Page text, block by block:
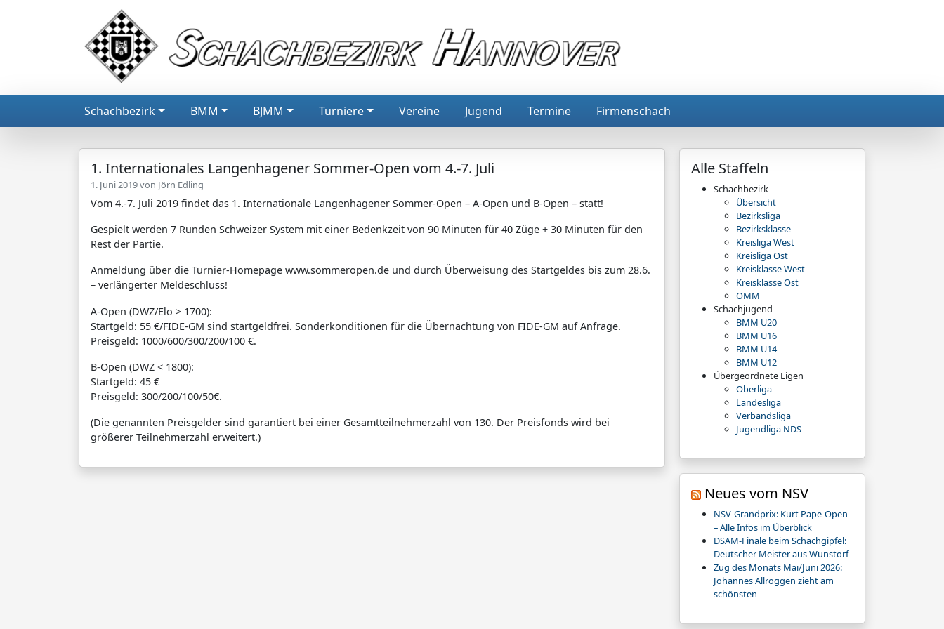
Schachbezirk BMM BJMM Turniere Vereine Jugend Termine Firmenschach
1. Internationales Langenhagener Sommer-Open vom 4.-7. Juli
1. Juni 2019 von Jörn Edling
Vom 4.-7. Juli 2019 findet das 1. Internationale Langenhagener Sommer-Open – A-Open und B-Open – statt!
Gespielt werden 7 Runden Schweizer System mit einer Bedenkzeit von 90 Minuten für 40 Züge + 30 Minuten für den
Rest der Partie.
Anmeldung über die Turnier-Homepage www.sommeropen.de und durch Überweisung des Startgeldes bis zum 28.6.
– verlängerter Meldeschluss!
A-Open (DWZ/Elo > 1700):
Startgeld: 55 €/FIDE-GM sind startgeldfrei. Sonderkonditionen für die Übernachtung von FIDE-GM auf Anfrage.
Preisgeld: 1000/600/300/200/100 €.
B-Open (DWZ < 1800):
Startgeld: 45 €
Preisgeld: 300/200/100/50€.
(Die genannten Preisgelder sind garantiert bei einer Gesamtteilnehmerzahl von 130. Der Preisfonds wird bei
größerer Teilnehmerzahl erweitert.)
Alle Staffeln
Schachbezirk
Übersicht
Bezirksliga
Bezirksklasse
Kreisliga West
Kreisliga Ost
Kreisklasse West
Kreisklasse Ost
OMM
Schachjugend
BMM U20
BMM U16
BMM U14
BMM U12
Übergeordnete Ligen
Oberliga
Landesliga
Verbandsliga
Jugendliga NDS
Neues vom NSV
NSV-Grandprix: Kurt Pape-Open
– Alle Infos im Überblick
DSAM-Finale beim Schachgipfel:
Deutscher Meister aus Wunstorf
Zug des Monats Mai/Juni 2026:
Johannes Allroggen zieht am
schönsten